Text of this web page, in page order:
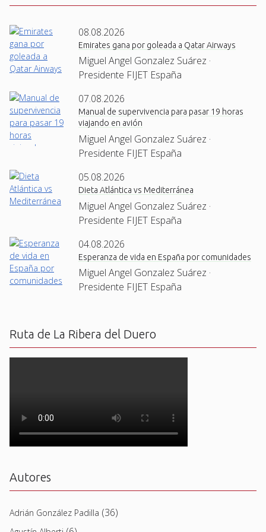
08.08.2026
Emirates gana por goleada a Qatar Airways
Miguel Angel Gonzalez Suárez ·
Presidente FIJET España
07.08.2026
Manual de supervivencia para pasar 19 horas
viajando en avión
Miguel Angel Gonzalez Suárez ·
Presidente FIJET España
05.08.2026
Dieta Atlántica vs Mediterránea
Miguel Angel Gonzalez Suárez ·
Presidente FIJET España
04.08.2026
Esperanza de vida en España por comunidades
Miguel Angel Gonzalez Suárez ·
Presidente FIJET España
Ruta de La Ribera del Duero
Autores
Adrián González Padilla (36)